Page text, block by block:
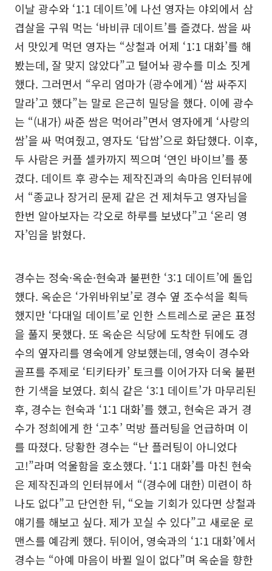
이날 광수와 ‘1:1 데이트’에 나선 영자는 야외에서 삼
겹살을 구워 먹는 ‘바비큐 데이트’를 즐겼다. 쌈을 싸
서 맛있게 먹던 영자는 “상철과 어제 ‘1:1 대화’를 해
봤는데, 잘 맞지 않았다”고 털어놔 광수를 미소 짓게
했다. 그러면서 “우리 엄마가 (광수에게) ‘쌈 싸주지
말라’고 했다”는 말로 은근히 밀당을 했다. 이에 광수
는 “(내가) 싸준 쌈은 먹어라”면서 영자에게 ‘사랑의
쌈’을 싸 먹여줬고, 영자도 ‘답쌈’으로 화답했다. 이후,
두 사람은 커플 셀카까지 찍으며 ‘연인 바이브’를 풍
겼다. 데이트 후 광수는 제작진과의 속마음 인터뷰에
서 “종교나 장거리 문제 같은 건 제쳐두고 영자님을
한번 알아보자는 각오로 하루를 보냈다”고 ‘온리 영
자’임을 밝혔다.
경수는 정숙·옥순·현숙과 불편한 ‘3:1 데이트’에 돌입
했다. 옥순은 ‘가위바위보’로 경수 옆 조수석을 획득
했지만 ‘다대일 데이트’로 인한 스트레스로 굳은 표정
을 풀지 못했다. 또 옥순은 식당에 도착한 뒤에도 경
수의 옆자리를 영숙에게 양보했는데, 영숙이 경수와
골프를 주제로 ‘티키타카’ 토크를 이어가자 더욱 불편
한 기색을 보였다. 회식 같은 ‘3:1 데이트’가 마무리된
후, 경수는 현숙과 ‘1:1 대화’를 했고, 현숙은 과거 경
수가 정희에게 한 ‘고추’ 먹방 플러팅을 언급하며 이
를 따졌다. 당황한 경수는 “난 플러팅이 아니었다
고!”라며 억울함을 호소했다. ‘1:1 대화’를 마친 현숙
은 제작진과의 인터뷰에서 “(경수에 대한) 미련이 하
나도 없다”고 단언한 뒤, “오늘 기회가 있다면 상철과
얘기를 해보고 싶다. 제가 꼬실 수 있다”고 새로운 로
맨스를 예감케 했다. 뒤이어, 영숙과의 ‘1:1 대화’에서
경수는 “아예 마음이 바뀔 일이 없다”며 옥순을 향한